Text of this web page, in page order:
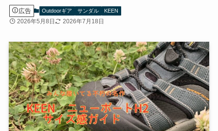
広告 Outdoorギア サンダル KEEN
2026年5月8日 2026年7月18日